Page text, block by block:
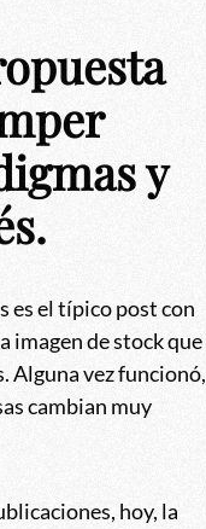
y
es el típico post con
imagen de stock que
Alguna vez funcionó,
cambian muy
hoy, la